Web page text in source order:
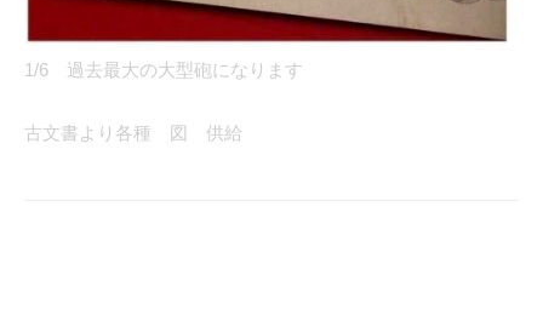
1/6 過去最大の大型砲になります
古文書より各種 図 供給